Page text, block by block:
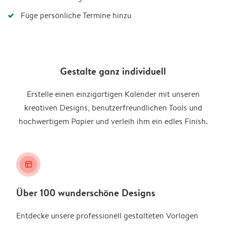
Füge persönliche Termine hinzu
Gestalte ganz individuell
Erstelle einen einzigartigen Kalender mit unseren
kreativen Designs, benutzerfreundlichen Tools und
hochwertigem Papier und verleih ihm ein edles Finish.
layout_alt
Über 100 wunderschöne Designs
Entdecke unsere professionell gestalteten Vorlagen